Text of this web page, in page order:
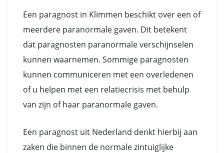
Een paragnost in Klimmen beschikt over een of
meerdere paranormale gaven. Dit betekent
dat paragnosten paranormale verschijnselen
kunnen waarnemen. Sommige paragnosten
kunnen communiceren met een overledenen
of u helpen met een relatiecrisis met behulp
van zijn of haar paranormale gaven.
Een paragnost uit Nederland denkt hierbij aan
zaken die binnen de normale zintuiglijke